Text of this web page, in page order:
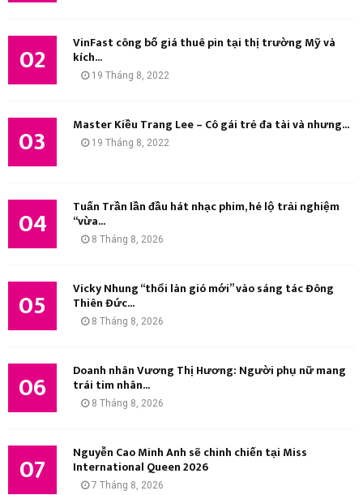
02 VinFast công bố giá thuê pin tại thị trường Mỹ và
kích...
19 Tháng 8, 2022
03 Master Kiều Trang Lee – Cô gái trẻ đa tài và nhưng...
19 Tháng 8, 2022
04 Tuấn Trần lần đầu hát nhạc phim, hé lộ trải nghiệm
“vừa...
8 Tháng 8, 2026
05 Vicky Nhung “thổi làn gió mới” vào sáng tác Đông
Thiên Đức...
8 Tháng 8, 2026
06 Doanh nhân Vương Thị Hương: Người phụ nữ mang
trái tim nhân...
8 Tháng 8, 2026
07 Nguyễn Cao Minh Anh sẽ chinh chiến tại Miss
International Queen 2026
7 Tháng 8, 2026